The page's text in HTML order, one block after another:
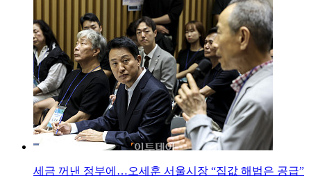
세금 꺼낸 정부에…오세훈 서울시장 “집값 해법은 공급”